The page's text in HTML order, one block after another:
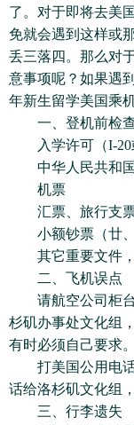
了。对于即将去美
免就会遇到这样或
丢三落四。那么对
意事项呢？如果遇
年新生留学美国乘
一、登机前检
入学许可（I-20
中华人民共和
机票
汇票、旅行支票
小额钞票（廿、
其它重要文件，
二、飞机误点
请航空公司柜台
杉矶办事处文化组
有时必须自己要求。
打美国公用电话
话给洛杉矶文化组
三、行李遗失